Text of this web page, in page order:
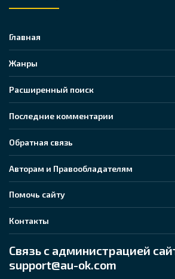
Главная
Жанры
Расширенный поиск
Последние комментарии
Обратная связь
Авторам и Правообладателям
Помочь сайту
Контакты
Связь с администрацией
support@au-ok.com